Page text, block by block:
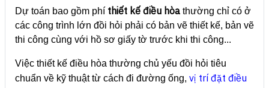
Dự toán bao gồm phí thiết kế điều hòa thường chỉ có ở
các công trình lớn đồi hỏi phải có bản vẽ thiết kế, bản vẽ
thi công cùng với hồ sơ giấy tờ trước khi thi công...
Việc thiết kế điều hòa thường chủ yếu đồi hỏi tiêu
chuẩn về kỹ thuật từ cách đi đường ống, vị trí đặt điều